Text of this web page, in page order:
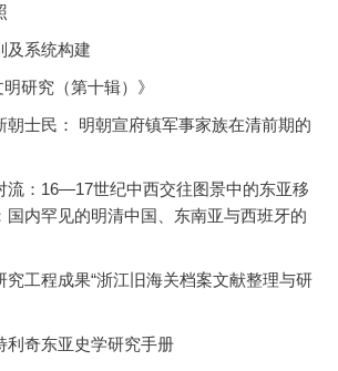
及系统构建
研究（第十辑）》
朝士民： 明朝宣府镇军事家族在清前期的
流：16—17世纪中西交往图景中的东亚移
国内罕见的明清中国、东南亚与西班牙的
究工程成果“浙江旧海关档案文献整理与研
利奇东亚史学研究手册